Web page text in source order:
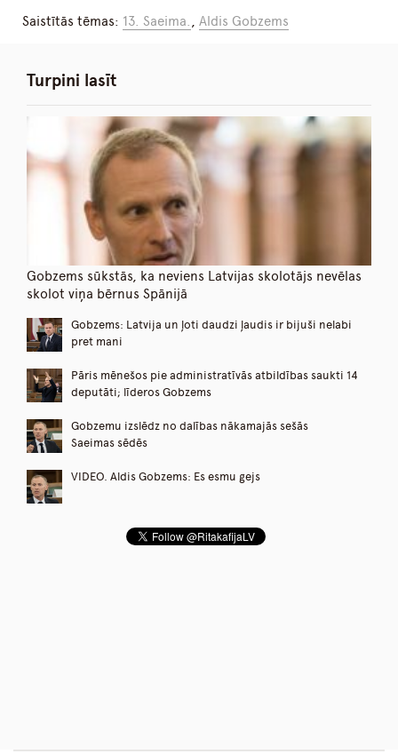
Saistītās tēmas: 13. Saeima.,Aldis Gobzems
Turpini lasīt
Gobzems sūkstās, ka neviens Latvijas skolotājs nevēlas
skolot viņa bērnus Spānijā
Gobzems: Latvija un ļoti daudzi ļaudis ir bijuši nelabi
pret mani
Pāris mēnešos pie administratīvās atbildības saukti 14
deputāti; līderos Gobzems
Gobzemu izslēdz no dalības nākamajās sešās
Saeimas sēdēs
VIDEO. Aldis Gobzems: Es esmu gejs